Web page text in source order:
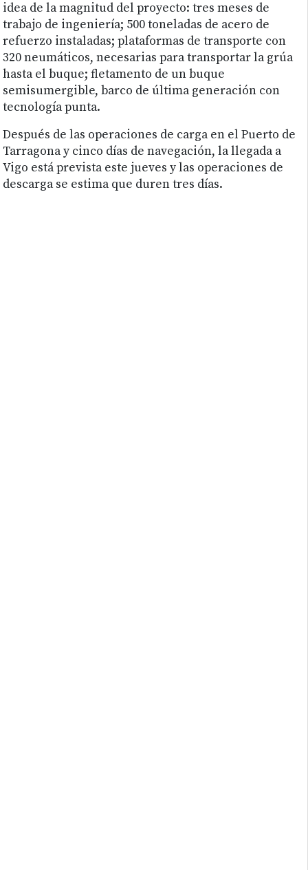
idea de la magnitud del proyecto: tres meses de
trabajo de ingeniería; 500 toneladas de acero de
refuerzo instaladas; plataformas de transporte con
320 neumáticos, necesarias para transportar la grúa
hasta el buque; fletamento de un buque
semisumergible, barco de última generación con
tecnología punta.
Después de las operaciones de carga en el Puerto de
Tarragona y cinco días de navegación, la llegada a
Vigo está prevista este jueves y las operaciones de
descarga se estima que duren tres días.